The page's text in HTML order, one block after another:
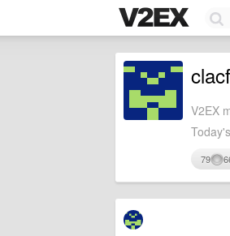
clacf
V2EX
79